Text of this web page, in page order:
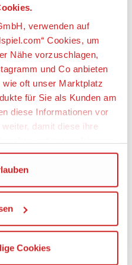
verwenden auf
Cookies, um
Nähe vorzuschlagen,
und Co anbieten
oft unser Marktplatz
für Sie als Kunden am
diese Informationen vor
damit diese ihre
Manager um weitere
klicken, werden ein Teil
in die USA übertragen.
nicht von einem
Cookies
- Make It Mini
- Make It Mini
eine
Parfum her, das
Geschmack und